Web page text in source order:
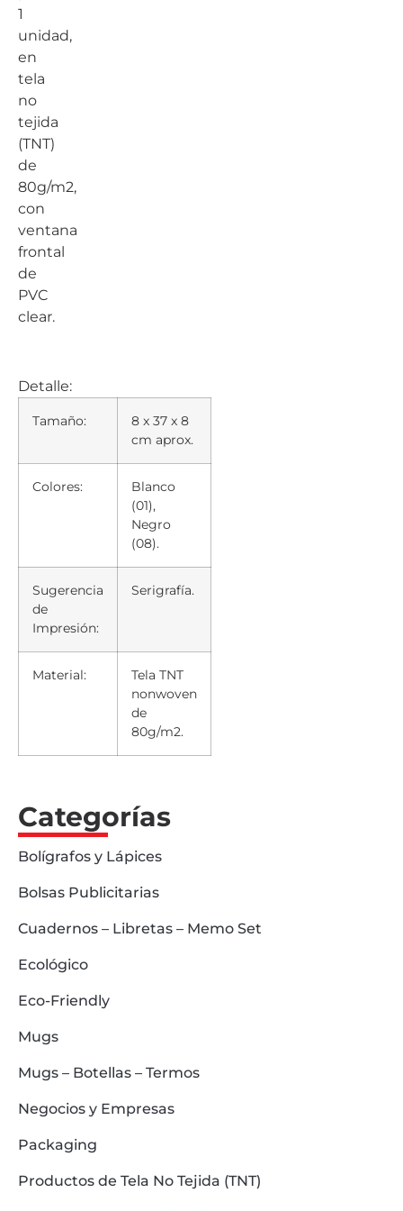
1
unidad,
en
tela
no
tejida
(TNT)
de
80g/m2,
con
ventana
frontal
de
PVC
clear.
Detalle:
Tamaño:
8 x 37 x 8
cm aprox.
Colores:
Blanco
(01),
Negro
(08).
Sugerencia
de
Impresión:
Serigrafía.
Material:
Tela TNT
nonwoven
de
80g/m2.
Categorías
Bolígrafos y Lápices
Bolsas Publicitarias
Cuadernos – Libretas – Memo Set
Ecológico
Eco-Friendly
Mugs
Mugs – Botellas – Termos
Negocios y Empresas
Packaging
Productos de Tela No Tejida (TNT)